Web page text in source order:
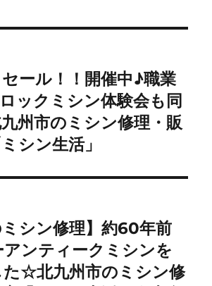
ール！！開催中♪職業
ックミシン体験会も同
州市のミシン修理・販
シン生活」
ミシン修理】約60年前
ンティークミシンを
た☆北九州市のミシン修